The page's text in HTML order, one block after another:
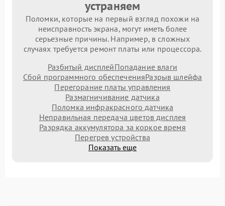
устраняем
Поломки, которые на первый взгляд похожи на
неисправность экрана, могут иметь более
серьезные причины. Например, в сложных
случаях требуется ремонт платы или процессора.
Разбитый дисплейПопадание влаги
Сбой программного обеспеченияРазрыв шлейфа
Перегорание платы управления
Размагничивание датчика
Поломка инфракрасного датчика
Неправильная передача цветов дисплея
Разрядка аккумулятора за коркое время
Перегрев устройства
Показать еще